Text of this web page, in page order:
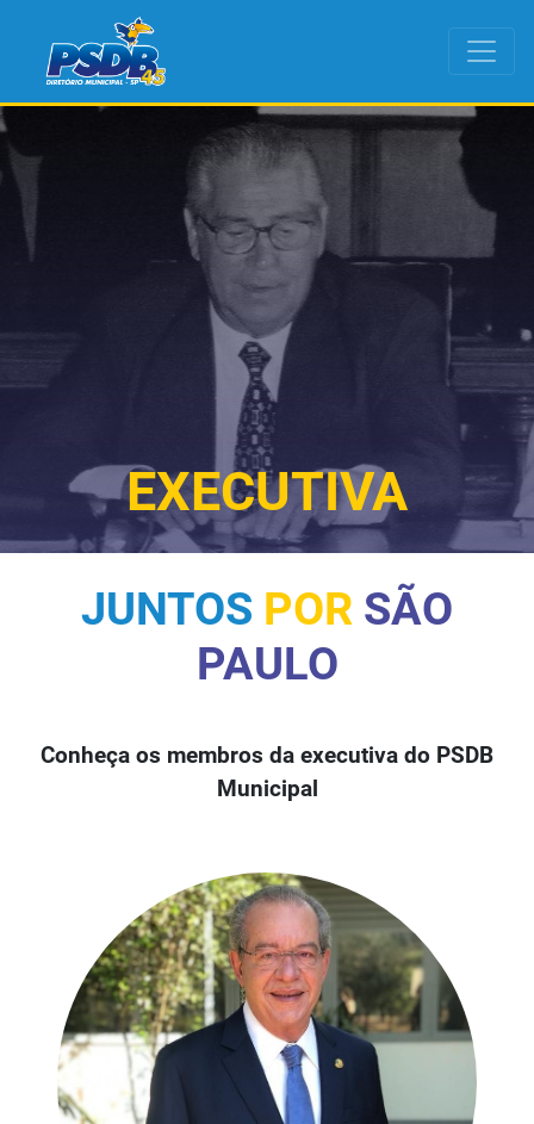
EXECUTIVA
JUNTOS POR SÃO
PAULO
Conheça os membros da executiva do PSDB
Municipal